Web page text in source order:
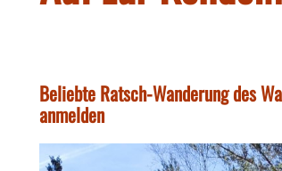
Beliebte Ratsch-Wanderung des
anmelden